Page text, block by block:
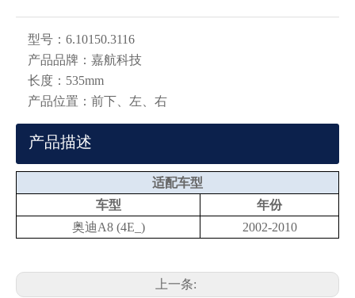
型号： 6.10150.3116
产品品牌： 嘉航科技
长度： 535mm
产品位置： 前下、左、右
产品描述
适配车型
车型
年份
奥迪A8 (4E_)
2002-2010
上一条: